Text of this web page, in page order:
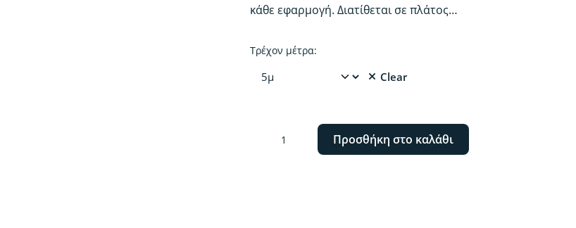
κάθε εφαρμογή. Διατίθεται σε πλάτος…
Τρέχον μέτρα:
Clear
Αμμοβολή
Προσθήκη στο καλάθι